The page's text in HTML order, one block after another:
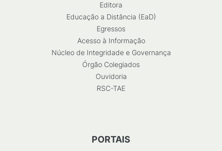
Editora
Educação a Distância (EaD)
Egressos
Acesso à Informação
Núcleo de Integridade e Governança
Órgão Colegiados
Ouvidoria
RSC-TAE
PORTAIS